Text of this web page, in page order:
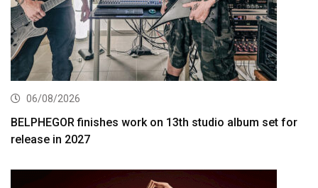
06/08/2026
BELPHEGOR finishes work on 13th studio album set for
release in 2027